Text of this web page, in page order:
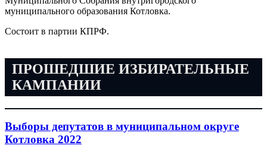
муниципального образования Котловка.
Состоит в партии КПРФ.
ПРОШЕДШИЕ ИЗБИРАТЕЛЬНЫЕ
КАМПАНИИ
Выборы депутатов в муниципальном округе
Котловка 2022